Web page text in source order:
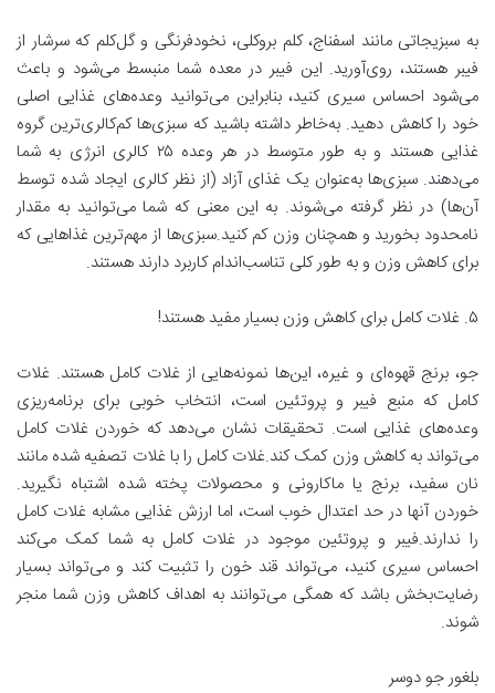
به سبزیجاتی مانند اسفناج، کلم بروکلی، نخودفرنگی و گل‌کلم که سرشار از
فیبر هستند، روی‌آورید. این فیبر در معده شما منبسط می‌شود و باعث
می‌شود احساس سیری کنید، بنابراین می‌توانید وعده‌های غذایی اصلی
خود را کاهش دهید. به‌خاطر داشته باشید که سبزی‌ها کم‌کالری‌ترین گروه
غذایی هستند و به طور متوسط در هر وعده ۲۵ کالری انرژی به شما
می‌دهند. سبزی‌ها به‌عنوان یک غذای آزاد (از نظر کالری ایجاد شده توسط
آن‌ها) در نظر گرفته می‌شوند. به این معنی که شما می‌توانید به مقدار
نامحدود بخورید و همچنان وزن کم کنید.سبزی‌ها از مهم‌ترین غذاهایی که
برای کاهش وزن و به طور کلی تناسب‌اندام کاربرد دارند هستند.
۵. غلات کامل برای کاهش وزن بسیار مفید هستند!
جو، برنج قهوه‌ای و غیره، این‌ها نمونه‌هایی از غلات کامل هستند. غلات
کامل که منبع فیبر و پروتئین است، انتخاب خوبی برای برنامه‌ریزی
وعده‌های غذایی است. تحقیقات نشان می‌دهد که خوردن غلات کامل
می‌تواند به کاهش وزن کمک کند.غلات کامل را با غلات تصفیه شده مانند
نان سفید، برنج یا ماکارونی و محصولات پخته شده اشتباه نگیرید.
خوردن آنها در حد اعتدال خوب است، اما ارزش غذایی مشابه غلات کامل
را ندارند.فیبر و پروتئین موجود در غلات کامل به شما کمک می‌کند
احساس سیری کنید، می‌تواند قند خون را تثبیت کند و می‌تواند بسیار
رضایت‌بخش باشد که همگی می‌توانند به اهداف کاهش وزن شما منجر
شوند.
بلغور جو دوسر